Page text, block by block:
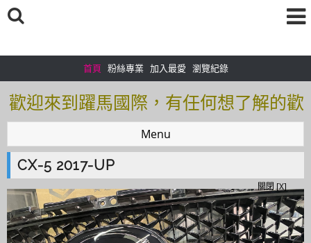
首頁 粉絲專業 加入最愛 瀏覽紀錄
歡迎來到躍馬國際，有任何想了解的歡
迎加入＠官方帳號：＠tof5459i 聯繫電
話0925166083
歡迎來到躍馬國際，有任何想了解的歡
迎加入＠官方帳號：＠tof5459i 聯繫電
話0925166083
Menu
CX-5 2017-UP
關閉 [X]